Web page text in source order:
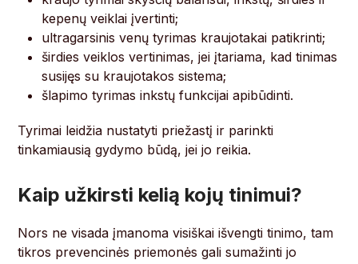
kepenų veiklai įvertinti;
ultragarsinis venų tyrimas kraujotakai patikrinti;
širdies veiklos vertinimas, jei įtariama, kad tinimas
susijęs su kraujotakos sistema;
šlapimo tyrimas inkstų funkcijai apibūdinti.
Tyrimai leidžia nustatyti priežastį ir parinkti
tinkamiausią gydymo būdą, jei jo reikia.
Kaip užkirsti kelią kojų tinimui?
Nors ne visada įmanoma visiškai išvengti tinimo, tam
tikros prevencinės priemonės gali sumažinti jo